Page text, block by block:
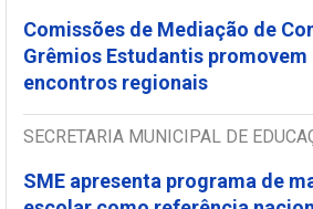
Comissões de Mediação de
Grêmios Estudantis promovem
encontros regionais
SECRETARIA MUNICIPAL DE
SME apresenta programa de